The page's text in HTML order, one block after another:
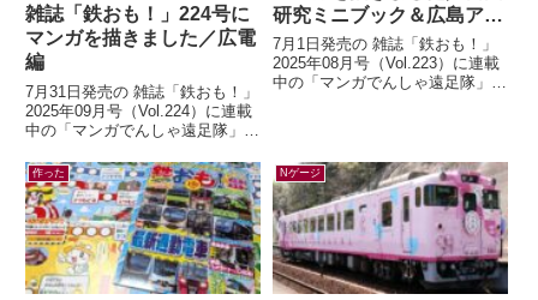
雑誌「鉄おも！」224号に
マンガを描きました／広電
編
7月31日発売の 雑誌「鉄おも！」
2025年09月号（Vol.224）に連載
中の「マンガでんしゃ遠足隊」最
の路面電車で いくぜ！広...
研究ミニブック＆広島アス
トラムライン編
7月1日発売の 雑誌「鉄おも！」
2025年08月号（Vol.223）に連載
中の「マンガでんしゃ遠足隊」最
作った Nゲージ